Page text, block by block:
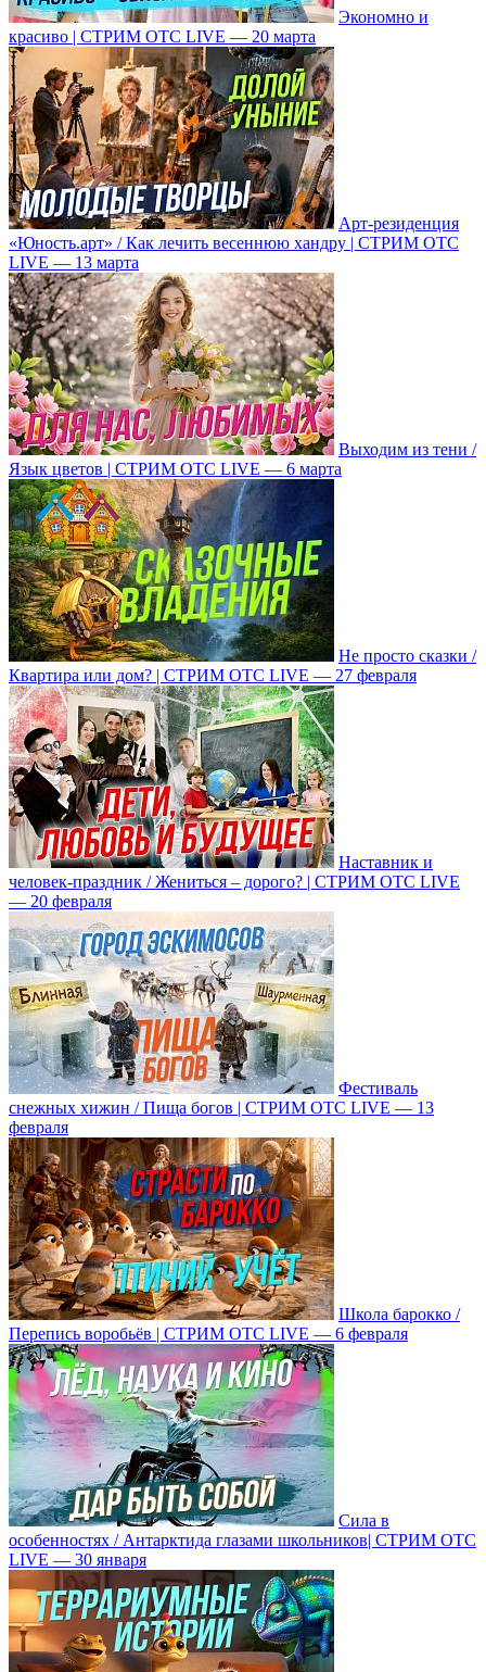
Экономно и
красиво | СТРИМ ОТС LIVE — 20 марта
Арт-резиденция
«Юность.арт» / Как лечить весеннюю хандру | СТРИМ ОТС
LIVE — 13 марта
Выходим из тени /
Язык цветов | СТРИМ ОТС LIVE — 6 марта
Не просто сказки /
Квартира или дом? | СТРИМ ОТС LIVE — 27 февраля
Наставник и
человек-праздник / Жениться – дорого? | СТРИМ ОТС LIVE
— 20 февраля
Фестиваль
снежных хижин / Пища богов | СТРИМ ОТС LIVE — 13
февраля
Школа барокко /
Перепись воробьёв | СТРИМ ОТС LIVE — 6 февраля
Сила в
особенностях / Антарктида глазами школьников| СТРИМ ОТС
LIVE — 30 января